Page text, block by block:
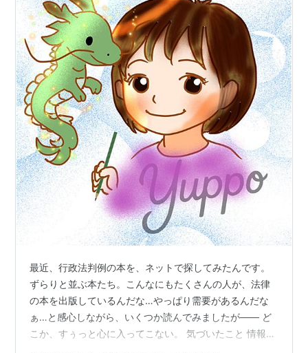
最近、行政法判例の本を、ネットで探してみたんです。
ずらりと並ぶ本たち。こんなにもたくさんの人が、法律
の本を出版しているんだな…やっぱり需要があるんだな
ぁ…と感心しながら、いくつか読んでみましたが―― ど
こか、すぅっと心に入ってこない。 気づいたこと 情報は